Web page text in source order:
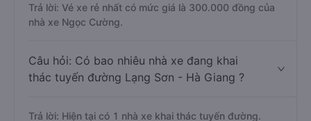
Trả lời: Vé xe rẻ nhất có mức giá là 300.000 đồng của
nhà xe Ngọc Cường.
Câu hỏi: Có bao nhiêu nhà xe đang khai
thác tuyến đường Lạng Sơn - Hà Giang ?
Trả lời: Hiện tại có 1 nhà xe khai thác tuyến đường.